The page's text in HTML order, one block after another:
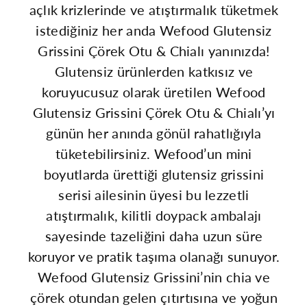
g
için
adedi
azaltın
g
için
adedi
artırın
açlık krizlerinde ve atıştırmalık tüketmek
istediğiniz her anda Wefood Glutensiz
Grissini Çörek Otu & Chialı yanınızda!
Glutensiz ürünlerden katkısız ve
koruyucusuz olarak üretilen Wefood
Glutensiz Grissini Çörek Otu & Chialı’yı
günün her anında gönül rahatlığıyla
tüketebilirsiniz. Wefood’un mini
boyutlarda ürettiği glutensiz grissini
serisi ailesinin üyesi bu lezzetli
atıştırmalık, kilitli doypack ambalajı
sayesinde tazeliğini daha uzun süre
koruyor ve pratik taşıma olanağı sunuyor.
Wefood Glutensiz Grissini’nin chia ve
çörek otundan gelen çıtırtısına ve yoğun